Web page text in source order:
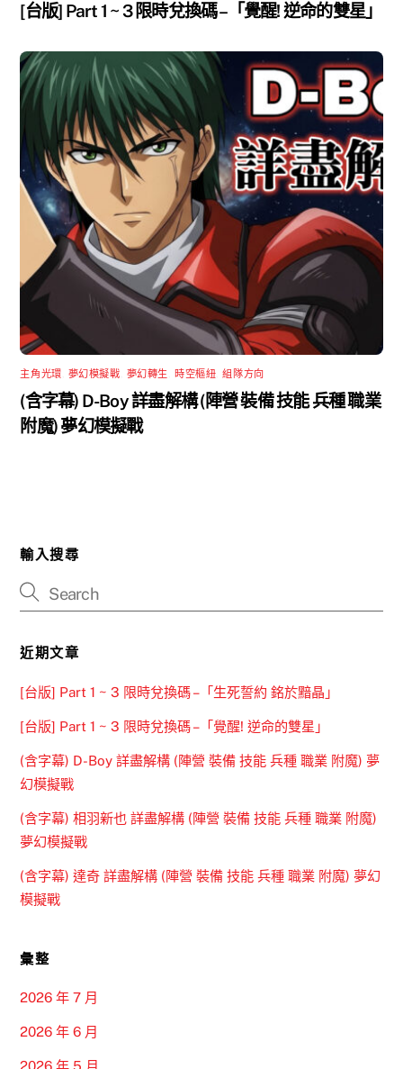
[台版] Part 1 ~ 3 限時兌換碼 –「覺醒! 逆命的雙星」
主角光環 夢幻模擬戰 夢幻轉生 時空樞紐 ,組隊方向
(含字幕) D-Boy 詳盡解構 (陣營 裝備 技能 兵種 職業
附魔) 夢幻模擬戰
輸入搜尋
近期文章
[台版] Part 1 ~ 3 限時兌換碼 –「生死誓約 銘於黯晶」
[台版] Part 1 ~ 3 限時兌換碼 –「覺醒! 逆命的雙星」
(含字幕) D-Boy 詳盡解構 (陣營 裝備 技能 兵種 職業 附魔) 夢
幻模擬戰
(含字幕) 相羽新也 詳盡解構 (陣營 裝備 技能 兵種 職業 附魔)
夢幻模擬戰
(含字幕) 達奇 詳盡解構 (陣營 裝備 技能 兵種 職業 附魔) 夢幻
模擬戰
彙整
2026 年 7 月
2026 年 6 月